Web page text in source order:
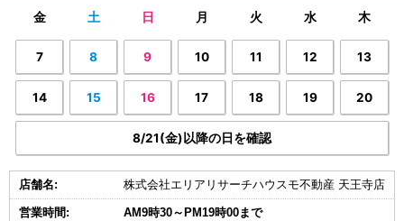
金 土 日 月 火 水 木
7 8 9 10 11 12 13
14 15 16 17 18 19 20
8/21(金)以降の日を確認
店舗名: 株式会社エリアリサーチハウスモ不動産 天王寺店
営業時間: AM9時30～PM19時00まで